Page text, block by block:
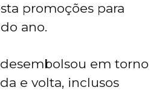
promoções para
ano.
em torno
e volta, inclusos